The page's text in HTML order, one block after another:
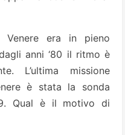
Venere era in pieno
anni ‘80 il ritmo è
L’ultima missione
è stata la sonda
Qual è il motivo di